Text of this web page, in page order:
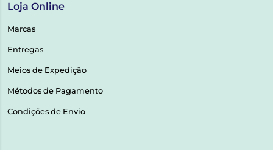
Loja Online
Marcas
Entregas
Meios de Expedição
Métodos de Pagamento
Condições de Envio